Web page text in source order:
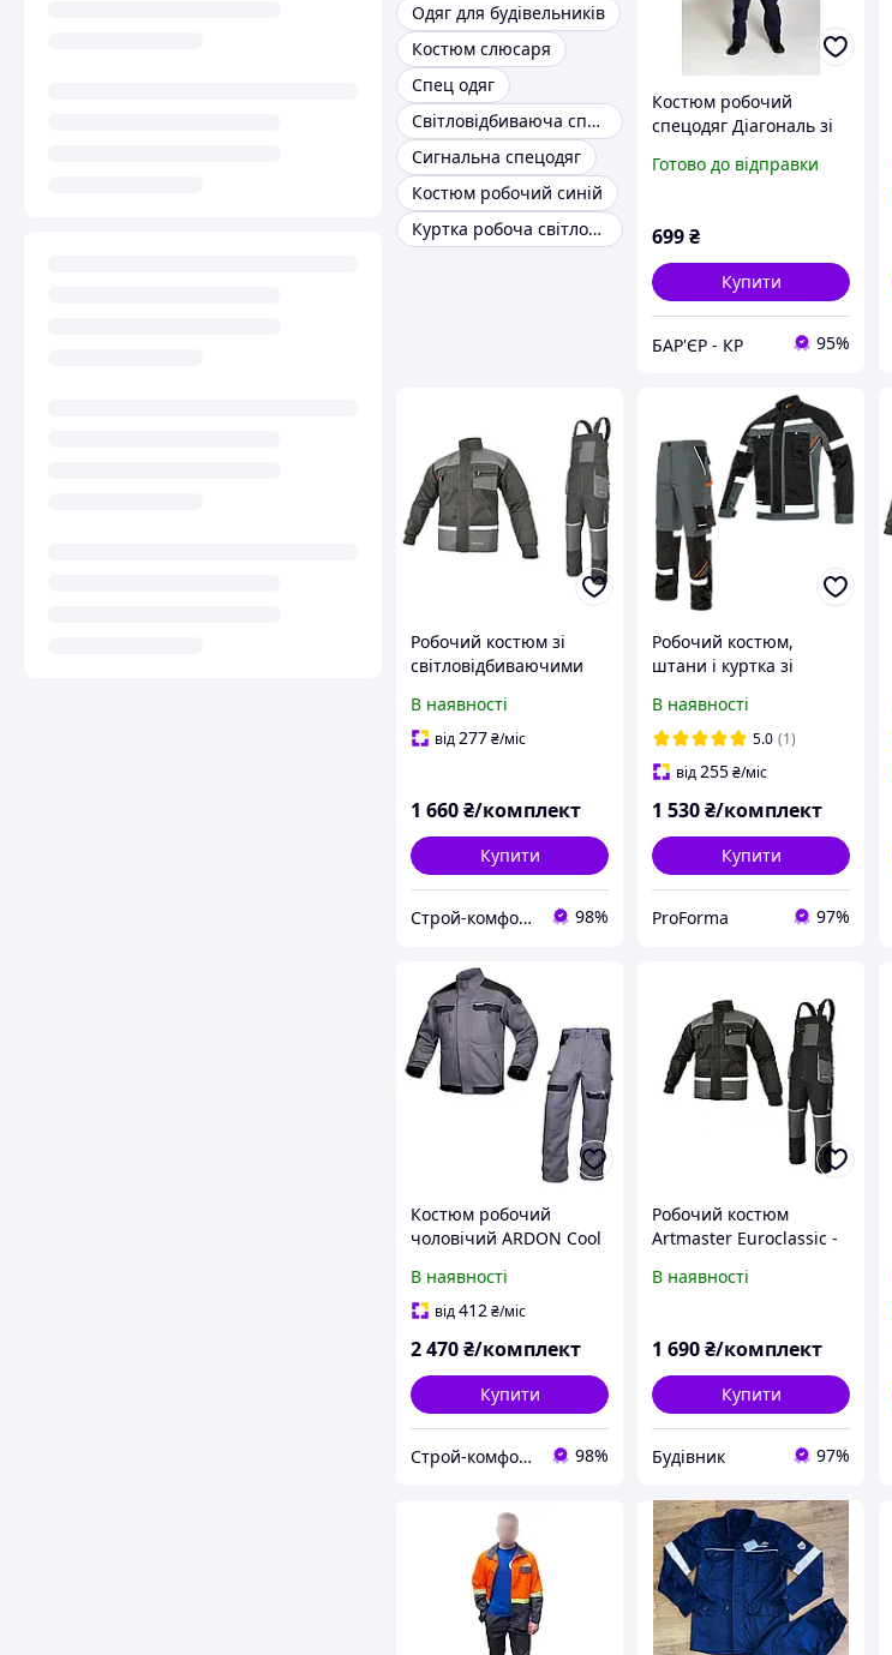
Одяг для будівельників
Костюм слюсаря
Спец одяг
Світловідбиваюча спецодяг
Сигнальна спецодяг
Костюм робочий синій
Куртка робоча світловідбиваюча
Костюм робочий
спецодяг Діагональ зі
смугами
Готово до відправки
699₴
Купити
БАР'ЄР - КР 95%
Робочий костюм зі
світловідбиваючими
Euroclassic куртка та
напівкомбінезон,
В наявності
від 277₴/міс
1 660₴/комплект
Купити
Строй-комфорт 98%
Робочий костюм,
штани і куртка зі
елементами
"Professional Ref"
Польша
В наявності
5.0 (1)
від255₴/міс
1 530₴/комплект
Купити
ProForma 97%
Костюм робочий
чоловічий ARDON Cool
100% бавовна, з
посиленими швами та
елементами, сірий
В наявності
від412₴/міс
2 470₴/комплект
Купити
Строй-комфорт 98%
Робочий костюм
Artmaster Euroclassic -
напівкомбінезон, зі
робоча форма,
чоловічий с
В наявності
1 690₴/комплект
Купити
Будівник 97%